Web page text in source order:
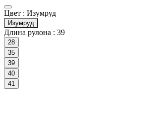
Цвет : Изумруд
Изумруд
Длина рулона : 39
28
35
39
40
41